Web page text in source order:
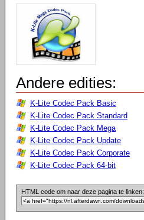
Andere edities:
K-Lite Codec Pack Basic
K-Lite Codec Pack Standard
K-Lite Codec Pack Mega
K-Lite Codec Pack Update
K-Lite Codec Pack Corporate
K-Lite Codec Pack 64-bit
HTML code om naar deze pagina te linken: